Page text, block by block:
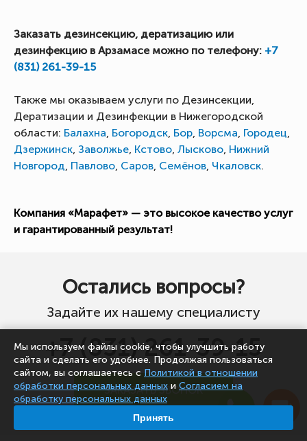
Заказать дезинсекцию, дератизацию или
дезинфекцию в Арзамасе можно по телефону: +7
(831) 261-39-15
Также мы оказываем услуги по Дезинсекции,
Дератизации и Дезинфекции в Нижегородской
области: Балахна Богородск Бор Ворсма Городец
Дзержинск Заволжье Кстово Лысково Нижний
Новгород Павлово Саров Семёнов Чкаловск.
Компания «Марафет» — это высокое качество услуг
и гарантированный результат!
Остались вопросы?
Задайте их нашему специалисту
+7 (831) 261-39-15
ЗАКАЗАТЬ ЗВОНОК
Мы используем файлы cookie, чтобы улучшить работу
сайта и сделать его удобнее. Продолжая пользоваться
сайтом, вы соглашаетесь с Политикой в отношении
обработки персональных данных и Согласием на
обработку персональных данных
Принять